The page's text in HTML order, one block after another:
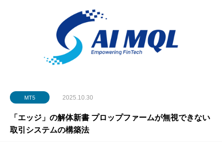
MT5 2025.10.30
「エッジ」の解体新書 プロップファームが無視できない
取引システムの構築法